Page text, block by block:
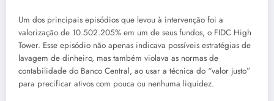
Um dos principais episódios que levou à intervenção foi a
valorização de 10.502.205% em um de seus fundos, o FIDC High
Tower. Esse episódio não apenas indicava possíveis estratégias de
lavagem de dinheiro, mas também violava as normas de
contabilidade do Banco Central, ao usar a técnica do “valor justo”
para precificar ativos com pouca ou nenhuma liquidez.